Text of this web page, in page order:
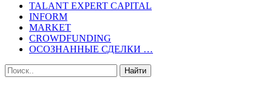
TALANT EXPERT CAPITAL
INFORM
MARKET
CROWDFUNDING
ОСОЗНАННЫЕ СДЕЛКИ …